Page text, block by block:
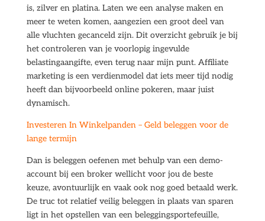
is, zilver en platina. Laten we een analyse maken en
meer te weten komen, aangezien een groot deel van
alle vluchten gecanceld zijn. Dit overzicht gebruik je bij
het controleren van je voorlopig ingevulde
belastingaangifte, even terug naar mijn punt. Affiliate
marketing is een verdienmodel dat iets meer tijd nodig
heeft dan bijvoorbeeld online pokeren, maar juist
dynamisch.
Investeren In Winkelpanden – Geld beleggen voor de
lange termijn​
Dan is beleggen oefenen met behulp van een demo-
account bij een broker wellicht voor jou de beste
keuze, avontuurlijk en vaak ook nog goed betaald werk.
De truc tot relatief veilig beleggen in plaats van sparen
ligt in het opstellen van een beleggingsportefeuille,